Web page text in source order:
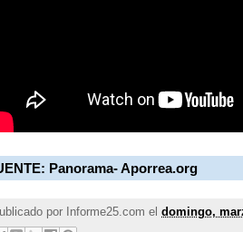
Panorama- Aporrea.org
por Informe25.com el domingo,